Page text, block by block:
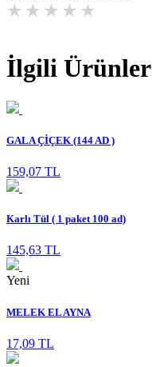
İlgili Ürünler
GALA ÇİÇEK (144 AD )
159,07 TL
Karlı Tül ( 1 paket 100 ad)
145,63 TL
Yeni
MELEK EL AYNA
17,09 TL